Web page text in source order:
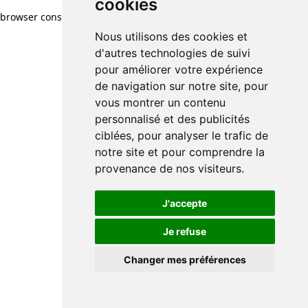
cookies
Nous utilisons des cookies et
d'autres technologies de suivi
pour améliorer votre expérience
de navigation sur notre site, pour
vous montrer un contenu
personnalisé et des publicités
ciblées, pour analyser le trafic de
notre site et pour comprendre la
provenance de nos visiteurs.
J'accepte
Je refuse
Changer mes préférences
browser console for more information)